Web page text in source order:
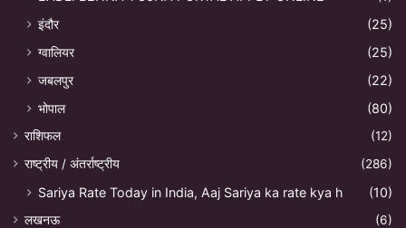
इंदौर
(25)
ग्वालियर
(25)
जबलपुर
(22)
भोपाल
(80)
राशिफल
(12)
राष्ट्रीय / अंतर्राष्ट्रीय
(286)
Sariya Rate Today in India, Aaj Sariya ka rate kya h (10)
लखनऊ
(6)